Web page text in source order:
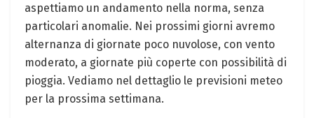
aspettiamo‌ un andamento nella norma, senza
particolari anomalie. Nei prossimi ‍giorni avremo
alternanza di ‌giornate poco nuvolose, con vento
moderato, a⁣ giornate più coperte con⁣ possibilità di
pioggia. Vediamo nel dettaglio ‌le previsioni meteo
per la prossima settimana.